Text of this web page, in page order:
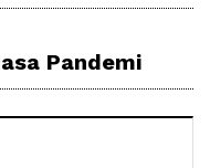
Pandemi